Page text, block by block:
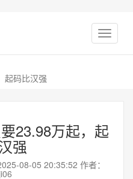
起码比汉强
23.98万起，起
强
08-05 20:35:52 作者：